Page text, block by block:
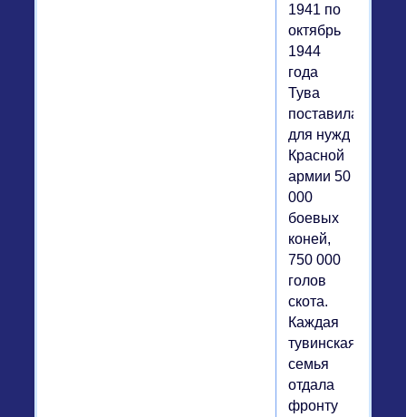
1941 по
октябрь
1944
года
Тува
поставила
для нужд
Красной
армии 50
000
боевых
коней,
750 000
голов
скота.
Каждая
тувинская
семья
отдала
фронту